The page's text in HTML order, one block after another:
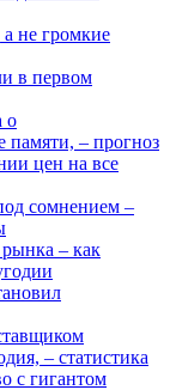
не громкие
в первом
о
памяти, – прогноз
цен на все
сомнением –
– как
– статистика
с гигантом